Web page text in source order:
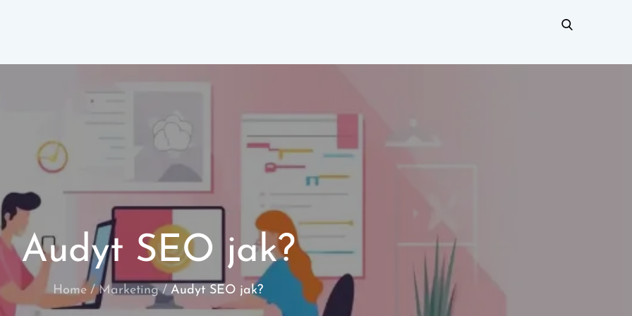
Audyt SEO jak?
Home Marketing Audyt SEO jak?